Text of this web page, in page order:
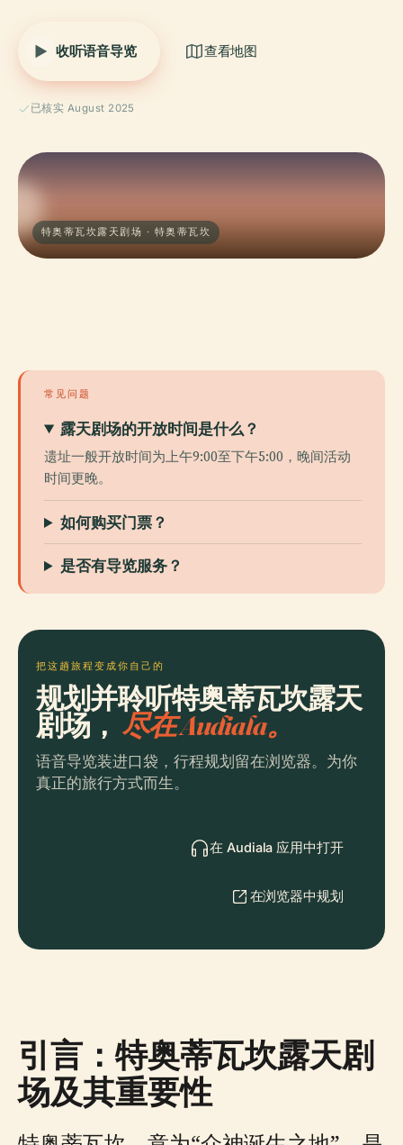
收听语音导览 查看地图
已核实 August 2025
特奥蒂瓦坎露天剧场 · 特奥蒂瓦坎
常见问题
露天剧场的开放时间是什么？
遗址一般开放时间为上午9:00至下午5:00，晚间活动
时间更晚。
如何购买门票？
是否有导览服务？
把这趟旅程变成你自己的
规划并聆听特奥蒂瓦坎露天
剧场， 尽在 Audiala。
语音导览装进口袋，行程规划留在浏览器。为你
真正的旅行方式而生。
在 Audiala 应用中打开
在浏览器中规划
引言：特奥蒂瓦坎露天剧
场及其重要性